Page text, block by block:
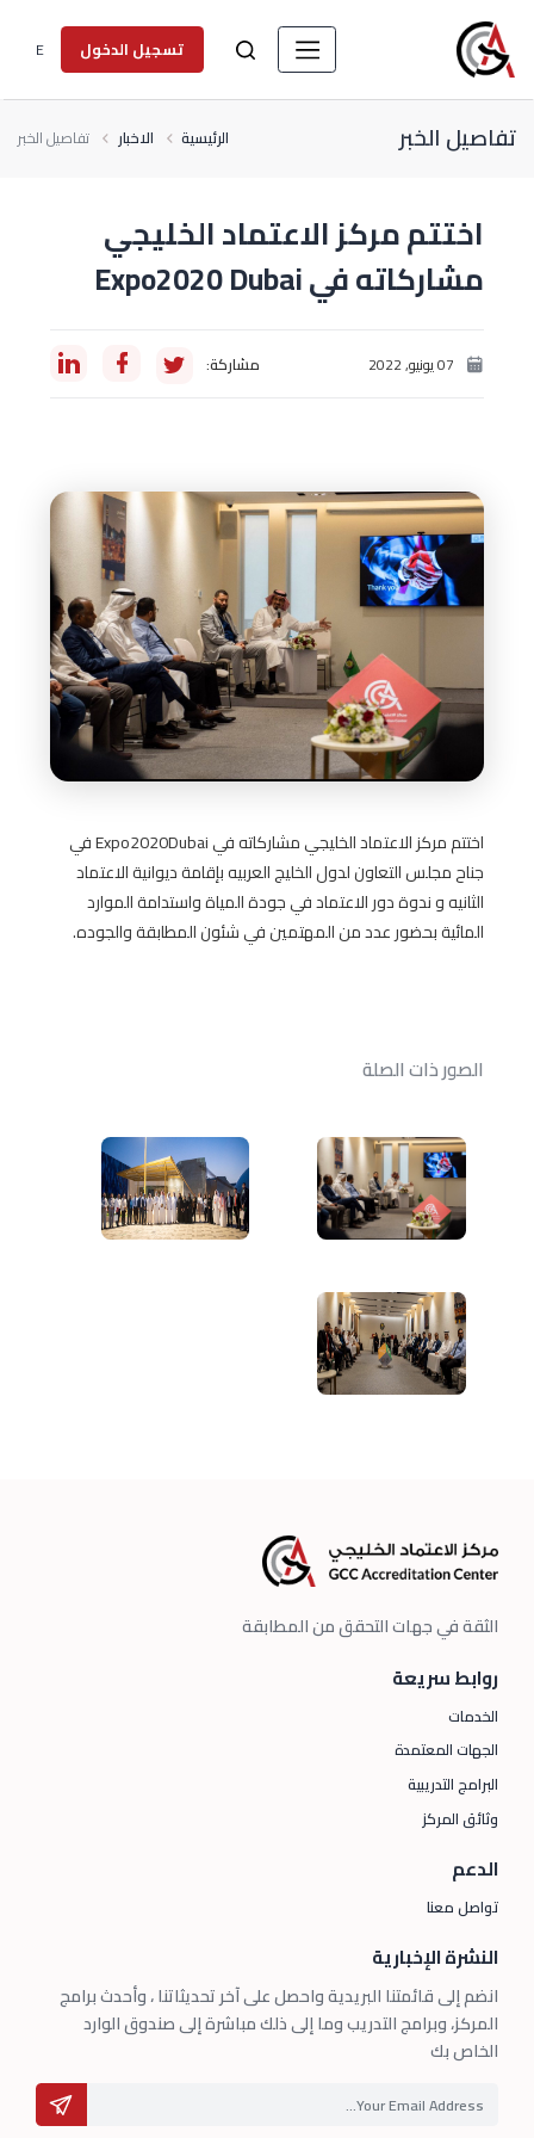
تسجيل الدخول E
تفاصيل الخبر الرئيسية الاخبار تفاصيل الخبر
اختتم مركز الاعتماد الخليجي
مشاركاته في Expo2020 Dubai
07 يونيو, 2022 مشاركة:
اختتم مركز الاعتماد الخليجي مشاركاته في Expo2020Dubai في
جناح مجلس التعاون لدول الخليج العربيه بإقامة ديوانية الاعتماد
الثانيه و ندوة دور الاعتماد في جودة المياة واستدامة الموارد
المائية بحضور عدد من المهتمين في شئون المطابقة والجوده.
الصور ذات الصلة
الثقة في جهات التحقق من المطابقة
روابط سريعة
الخدمات
الجهات المعتمدة
البرامج التدريبية
وثائق المركز
الدعم
تواصل معنا
النشرة الإخبارية
انضم إلى قائمتنا البريدية واحصل على آخر تحديثاتنا ، وأحدث برامج
المركز، وبرامج التدريب وما إلى ذلك مباشرة إلى صندوق الوارد
الخاص بك